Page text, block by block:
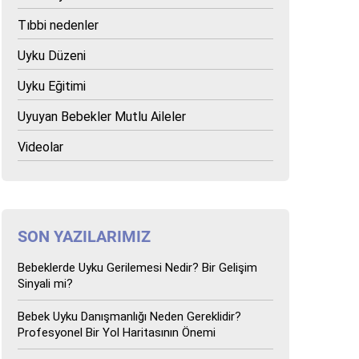
Tıbbi nedenler
Uyku Düzeni
Uyku Eğitimi
Uyuyan Bebekler Mutlu Aileler
Videolar
SON YAZILARIMIZ
Bebeklerde Uyku Gerilemesi Nedir? Bir Gelişim
Sinyali mi?
Bebek Uyku Danışmanlığı Neden Gereklidir?
Profesyonel Bir Yol Haritasının Önemi